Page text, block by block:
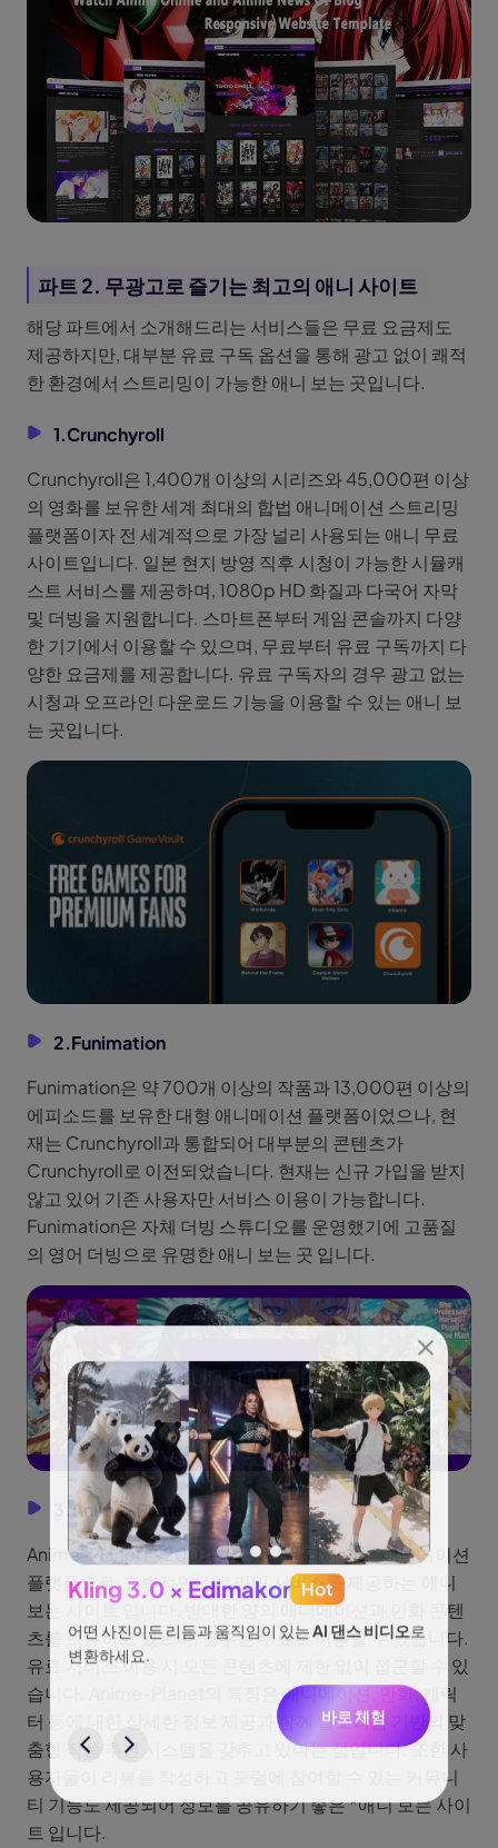
파트 2. 무광고로 즐기는 최고의 애니 사이트
해당 파트에서 소개해드리는 서비스들은 무료 요금제도
제공하지만, 대부분 유료 구독 옵션을 통해 광고 없이 쾌적
한 환경에서 스트리밍이 가능한 애니 보는 곳입니다.
1.Crunchyroll
Crunchyroll은 1,400개 이상의 시리즈와 45,000편 이상
의 영화를 보유한 세계 최대의 합법 애니메이션 스트리밍
플랫폼이자 전 세계적으로 가장 널리 사용되는 애니 무료
사이트입니다. 일본 현지 방영 직후 시청이 가능한 시뮬캐
스트 서비스를 제공하며, 1080p HD 화질과 다국어 자막
및 더빙을 지원합니다. 스마트폰부터 게임 콘솔까지 다양
한 기기에서 이용할 수 있으며, 무료부터 유료 구독까지 다
양한 요금제를 제공합니다. 유료 구독자의 경우 광고 없는
시청과 오프라인 다운로드 기능을 이용할 수 있는 애니 보
는 곳입니다.
2.Funimation
Funimation은 약 700개 이상의 작품과 13,000편 이상의
에피소드를 보유한 대형 애니메이션 플랫폼이었으나, 현
재는 Crunchyroll과 통합되어 대부분의 콘텐츠가
Crunchyroll로 이전되었습니다. 현재는 신규 가입을 받지
않고 있어 기존 사용자만 서비스 이용이 가능합니다.
Funimation은 자체 더빙 스튜디오를 운영했기에 고품질
의 영어 더빙으로 유명한 애니 보는 곳 입니다.
3.Anime-Planet
Anime-Planet은 2001년에 설립된 역사 있는 애니메이션
플랫폼으로, 합법적인 스트리밍 서비스를 제공하는 애니
보는 사이트 입니다. 방대한 양의 애니메이션과 만화 콘텐
츠를 보유하고 있으며, 일부는 무료로 이용할 수 있습니다.
유료 서비스 이용 시 모든 콘텐츠에 제한 없이 접근할 수 있
습니다. Anime-Planet의 특징은 애니메이션, 만화, 캐릭
터 등에 대한 상세한 정보 제공과 함께 알고리즘 기반의 맞
춤형 작품 추천 시스템을 갖추고 있다는 점입니다. 또한 사
용자들이 리뷰를 작성하고 포럼에 참여할 수 있는 커뮤니
티 기능도 제공되어 정보를 공유하기 좋은 *애니 보는 사이
트 입니다.
나 물
니
Kling 3.0 × Edimakor Hot
어떤 사진이든 리듬과 움직임이 있는AI 댄스 비디오로
변환하세요.
바로 체험
아이디
터, 네
니다.